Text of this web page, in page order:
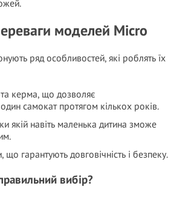
моделей Micro
ряд особливостей, які роблять їх
керма, що дозволяє
самокат протягом кількох років.
якій навіть маленька дитина зможе
що гарантують довговічність і безпеку.
вибір?